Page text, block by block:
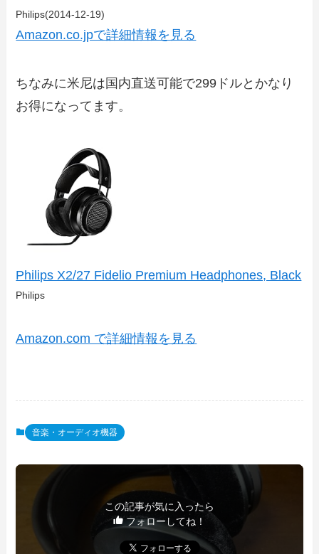
Philips(2014-12-19)
Amazon.co.jpで詳細情報を見る
ちなみに米尼は国内直送可能で299ドルとかなり
お得になってます。
Philips X2/27 Fidelio Premium Headphones, Black
Philips
Amazon.com で詳細情報を見る
音楽・オーディオ機器
この記事が気に入ったら
フォローしてね！